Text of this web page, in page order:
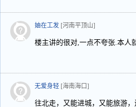
妯在工发 [河南平顶山]
楼主讲的很对,一点不夸张.本人
无爱身轻 [海南海口]
往北走，又能进城，又能旅游，